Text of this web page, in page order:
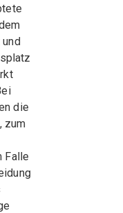
und
die
zum
Falle